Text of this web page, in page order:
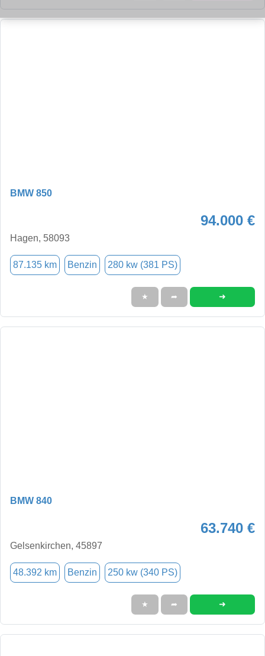
BMW 850
94.000 €
Hagen, 58093
87.135 km Benzin 280 kw (381 PS)
★ ➦ ➜
BMW 840
63.740 €
Gelsenkirchen, 45897
48.392 km Benzin 250 kw (340 PS)
★ ➦ ➜